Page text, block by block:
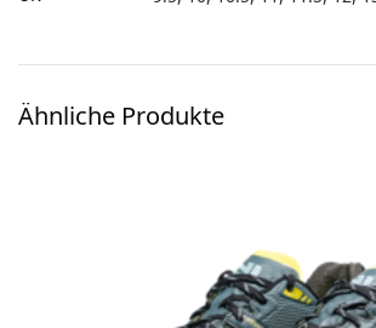
Ähnliche Produkte